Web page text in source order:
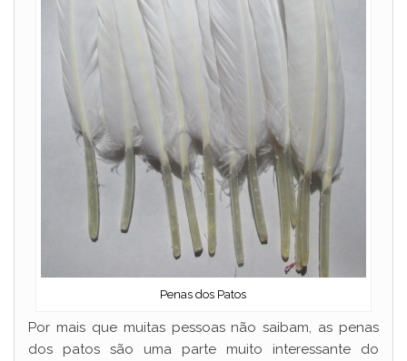
Penas dos Patos
Por mais que muitas pessoas não saibam, as penas
dos patos são uma parte muito interessante do